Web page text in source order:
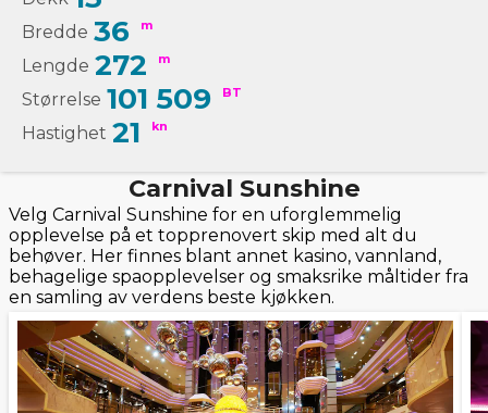
Bredde 36 m
Lengde 272 m
Størrelse 101 509 BT
Hastighet 21 kn
Carnival Sunshine
Velg Carnival Sunshine for en uforglemmelig
opplevelse på et topprenovert skip med alt du
behøver. Her finnes blant annet kasino, vannland,
behagelige spaopplevelser og smaksrike måltider fra
en samling av verdens beste kjøkken.